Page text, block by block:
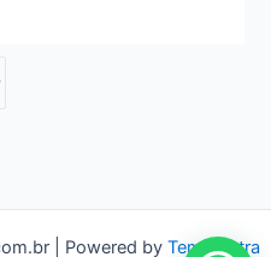
| Powered by Tema Astra